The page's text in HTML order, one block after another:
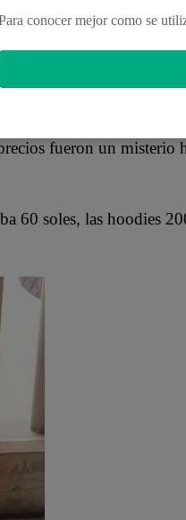
podían realizar sus
de Harry
fueron un misterio
60 soles, las hoodies
conocer mejor como se